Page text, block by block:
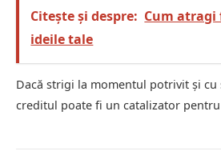
Citește și despre: Cum
ideile tale
Dacă strigi la momentul potrivit și cu
creditul poate fi un catalizator